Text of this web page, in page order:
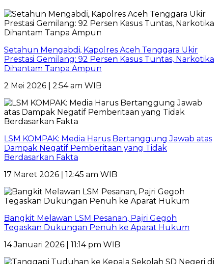
Setahun Mengabdi, Kapolres Aceh Tenggara Ukir
Prestasi Gemilang: 92 Persen Kasus Tuntas, Narkotika
Dihantam Tanpa Ampun
2 Mei 2026 | 2:54 am WIB
LSM KOMPAK: Media Harus Bertanggung Jawab atas
Dampak Negatif Pemberitaan yang Tidak
Berdasarkan Fakta
17 Maret 2026 | 12:45 am WIB
Bangkit Melawan LSM Pesanan, Pajri Gegoh
Tegaskan Dukungan Penuh ke Aparat Hukum
14 Januari 2026 | 11:14 pm WIB